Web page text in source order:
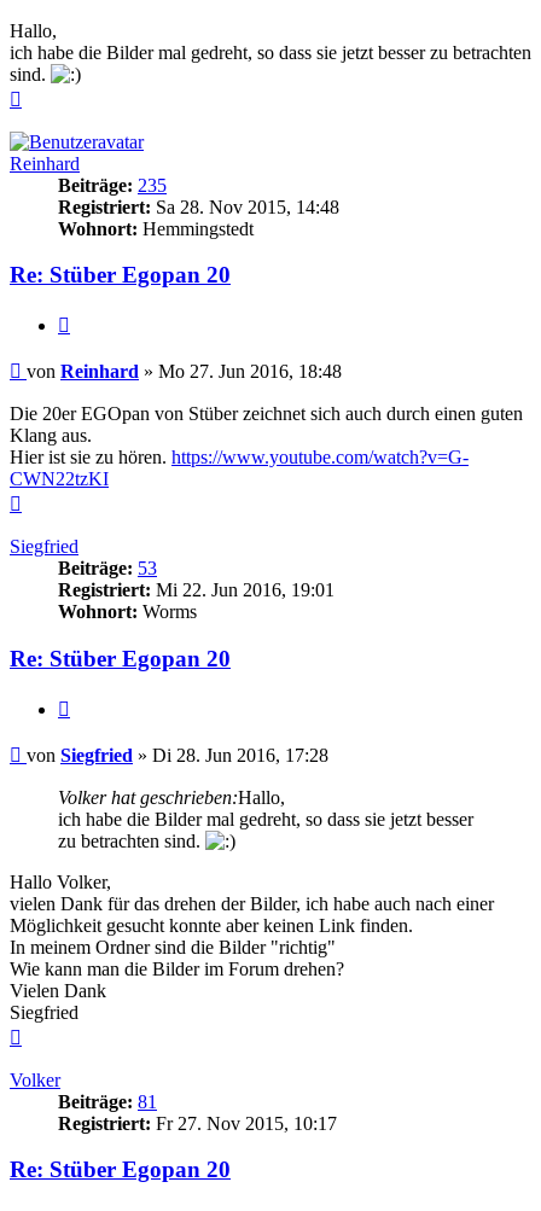
Hallo,
ich habe die Bilder mal gedreht, so dass sie jetzt besser zu betrachten
sind.
Reinhard
Beiträge: 235
Registriert: Sa 28. Nov 2015, 14:48
Wohnort: Hemmingstedt
Re: Stüber Egopan 20
Beitrag
von Reinhard » Mo 27. Jun 2016, 18:48
Die 20er EGOpan von Stüber zeichnet sich auch durch einen guten
Klang aus.
Hier ist sie zu hören. https://www.youtube.com/watch?v=G-
CWN22tzKI
Siegfried
Beiträge: 53
Registriert: Mi 22. Jun 2016, 19:01
Wohnort: Worms
Re: Stüber Egopan 20
Beitrag
von Siegfried » Di 28. Jun 2016, 17:28
Volker hat geschrieben:Hallo,
ich habe die Bilder mal gedreht, so dass sie jetzt besser
zu betrachten sind.
Hallo Volker,
vielen Dank für das drehen der Bilder, ich habe auch nach einer
Möglichkeit gesucht konnte aber keinen Link finden.
In meinem Ordner sind die Bilder "richtig"
Wie kann man die Bilder im Forum drehen?
Vielen Dank
Siegfried
Volker
Beiträge: 81
Registriert: Fr 27. Nov 2015, 10:17
Re: Stüber Egopan 20